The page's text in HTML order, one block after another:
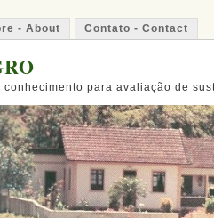
- About Contato - Contact
conhecimento para avaliação de